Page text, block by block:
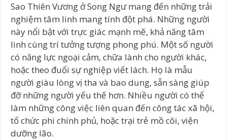
Sao Thiên Vương ở Song Ngư mang đến những trải
nghiệm tâm linh mang tính đột phá. Những người
này nổi bật với trực giác mạnh mẽ, khả năng tâm
linh cùng trí tưởng tượng phong phú. Một số người
có năng lực ngoại cảm, chữa lành cho người khác,
hoặc theo đuổi sự nghiệp viết lách. Họ là mẫu
người giàu lòng vị tha và bao dung, sẵn sàng giúp
đỡ những người yếu thế hơn. Nhiều người có thể
làm những công việc liên quan đến công tác xã hội,
tổ chức phi chính phủ, hoặc trại trẻ mồ côi, viện
dưỡng lão.